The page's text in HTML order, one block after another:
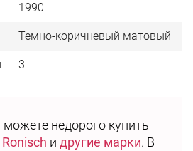
1990
Темно-коричневый матовый
3
недорого купить
Ronisch и другие марки. В